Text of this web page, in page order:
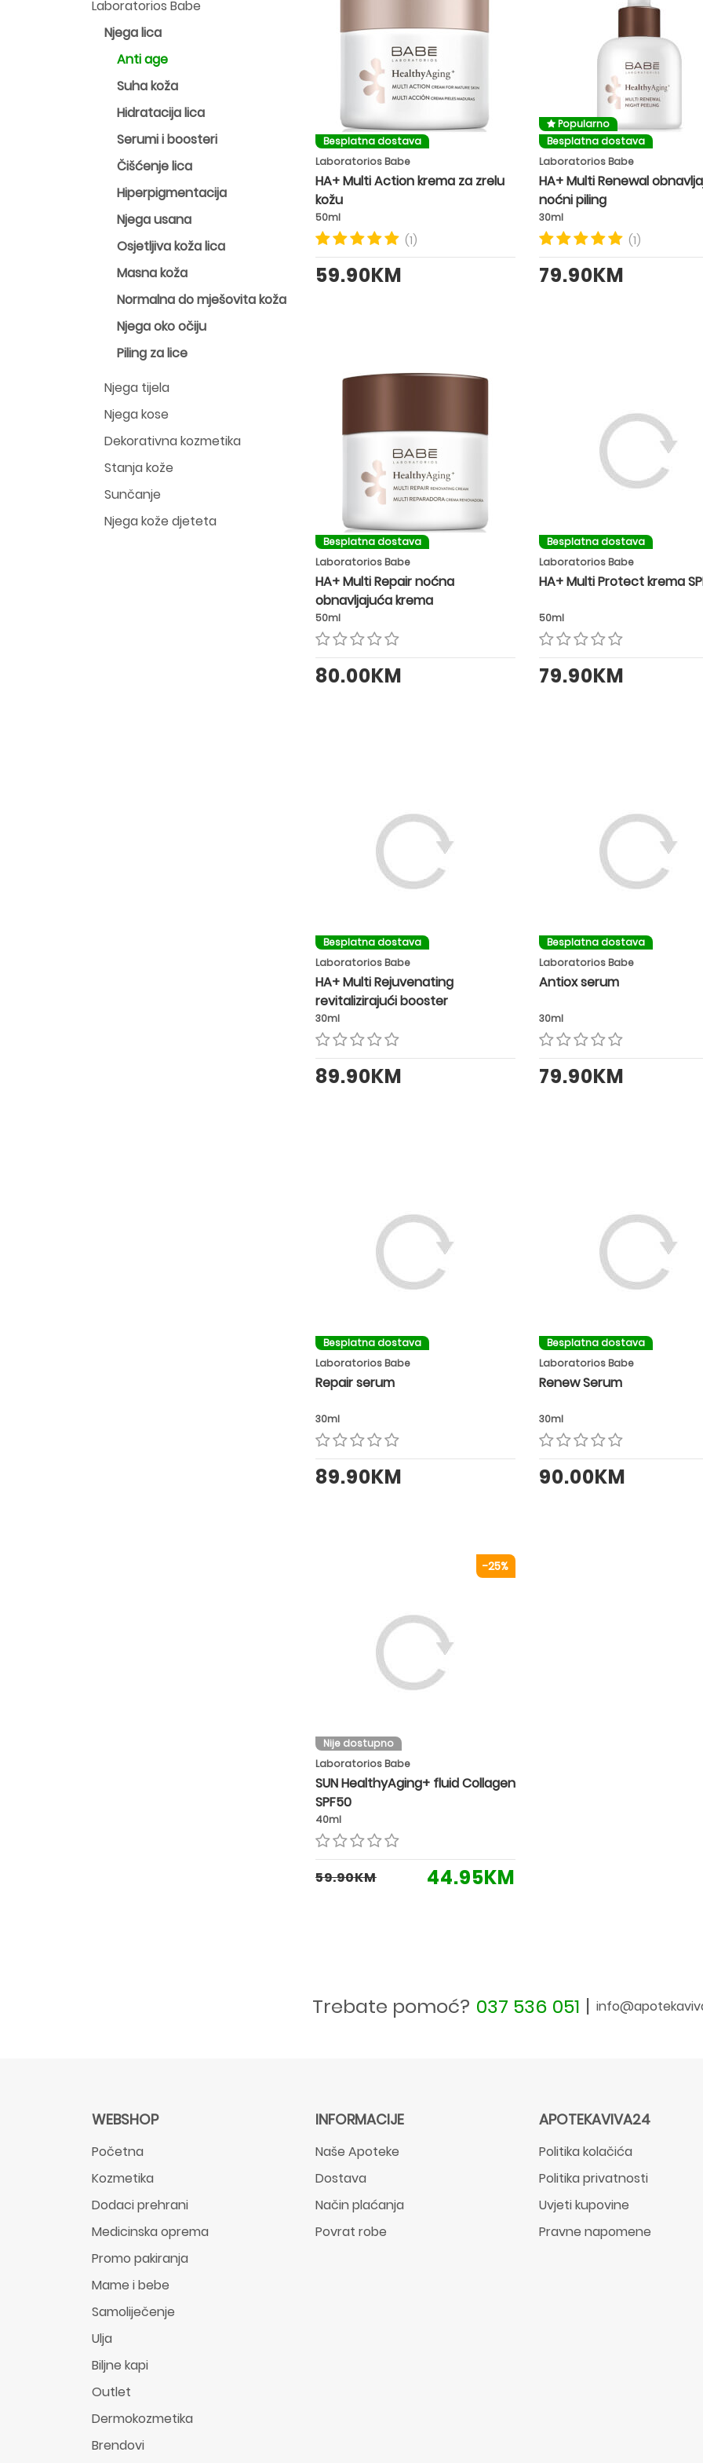
Laboratorios Babe
Njega lica
Anti age
Suha koža
Hidratacija lica
Serumi i boosteri
Čišćenje lica
Hiperpigmentacija
Njega usana
Osjetljiva koža lica
Masna koža
Normalna do mješovita koža
Njega oko očiju
Piling za lice
Njega tijela
Njega kose
Dekorativna kozmetika
Stanja kože
Sunčanje
Njega kože djeteta
Besplatna dostava
Laboratorios Babe
HA+ Multi Action krema za zrelu
kožu
50ml
(1)
59.90KM
Popularno
Besplatna dostava
Laboratorios Babe
HA+ Multi Renewal
noćni piling
30ml
(1)
79.90KM
Besplatna dostava
Laboratorios Babe
HA+ Multi Repair noćna
obnavljajuća krema
50ml
80.00KM
Besplatna dostava
Laboratorios Babe
HA+ Multi Protect krema
50ml
79.90KM
Besplatna dostava
Laboratorios Babe
HA+ Multi Rejuvenating
revitalizirajući booster
30ml
89.90KM
Besplatna dostava
Laboratorios Babe
Antiox serum
30ml
79.90KM
Besplatna dostava
Laboratorios Babe
Repair serum
30ml
89.90KM
Besplatna dostava
Laboratorios Babe
Renew Serum
30ml
90.00KM
-25%
Nije dostupno
Laboratorios Babe
SUN HealthyAging+ fluid Collagen
SPF50
40ml
59.90KM 44.95KM
Trebate pomoć? 037 536 051 |
WEBSHOP
Početna
Kozmetika
Dodaci prehrani
Medicinska oprema
Promo pakiranja
Mame i bebe
Samoliječenje
Ulja
Biljne kapi
Outlet
Dermokozmetika
Brendovi
INFORMACIJE
Naše Apoteke
Dostava
Način plaćanja
Povrat robe
APOTEKAVIVA24
Politika kolačića
Politika privatnosti
Uvjeti kupovine
Pravne napomene